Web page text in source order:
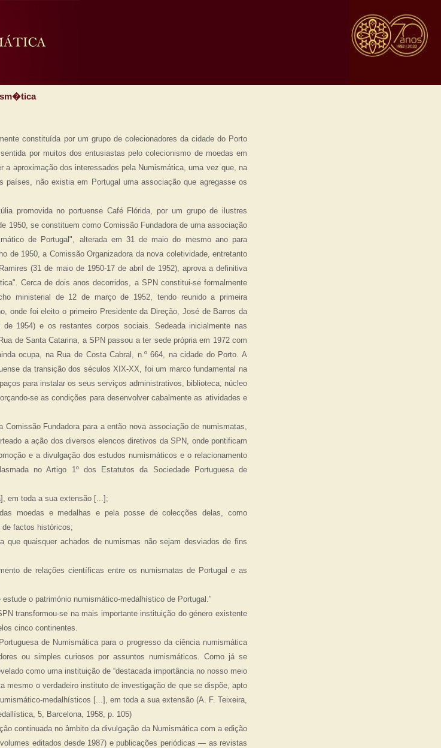
constituída por um grupo de colecionadores da cidade do Porto
por muitos dos entusiastas pelo colecionismo de moedas em
a aproximação dos interessados pela Numismática, uma vez que, na
países, não existia em Portugal uma associação que agregasse os
promovida no portuense Café Flórida, por um grupo de ilustres
1950, se constituem como Comissão Fundadora de uma associação
de Portugal", alterada em 31 de maio do mesmo ano para
de 1950, a Comissão Organizadora da nova coletividade, entretanto
(31 de maio de 1950-17 de abril de 1952), aprova a definitiva
Cerca de dois anos decorridos, a SPN constitui-se formalmente
ministerial de 12 de março de 1952, tendo reunido a primeira
onde foi eleito o primeiro Presidente da Direção, José de Barros da
1954) e os restantes corpos sociais. Sedeada inicialmente nas
de Santa Catarina, a SPN passou a ter sede própria em 1972 com
ocupa, na Rua de Costa Cabral, n.º 664, na cidade do Porto. A
da transição dos séculos XIX-XX, foi um marco fundamental na
para instalar os seus serviços administrativos, biblioteca, núcleo
se as condições para desenvolver cabalmente as atividades e
Fundadora para a então nova associação de numismatas,
a ação dos diversos elencos diretivos da SPN, onde pontificam
e a divulgação dos estudos numismáticos e o relacionamento
no Artigo 1º dos Estatutos da Sociedade Portuguesa de
em toda a sua extensão [...];
moedas e medalhas e pela posse de colecções delas, como
de factos históricos;
quaisquer achados de numismas não sejam desviados de fins
de relações científicas entre os numismatas de Portugal e as
o património numismático-medalhístico de Portugal.”
transformou-se na mais importante instituição do género existente
cinco continentes.
de Numismática para o progresso da ciência numismática
ou simples curiosos por assuntos numismáticos. Como já se
como uma instituição de “destacada importância no nosso meio
mesmo o verdadeiro instituto de investigação de que se dispõe, apto
medalhísticos [...], em toda a sua extensão (A. F. Teixeira,
5, Barcelona, 1958, p. 105)
continuada no âmbito da divulgação da Numismática com a edição
editados desde 1987) e publicações periódicas — as revistas